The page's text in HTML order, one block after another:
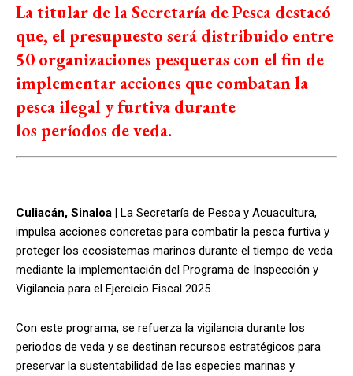
La titular de la Secretaría de Pesca destacó
que, el presupuesto será distribuido entre
50 organizaciones pesqueras con el fin de
implementar acciones que combatan la
pesca ilegal y furtiva durante
los períodos de veda.
Culiacán, Sinaloa | La Secretaría de Pesca y Acuacultura,
impulsa acciones concretas para combatir la pesca furtiva y
proteger los ecosistemas marinos durante el tiempo de veda
mediante la implementación del Programa de Inspección y
Vigilancia para el Ejercicio Fiscal 2025.
Con este programa, se refuerza la vigilancia durante los
periodos de veda y se destinan recursos estratégicos para
preservar la sustentabilidad de las especies marinas y